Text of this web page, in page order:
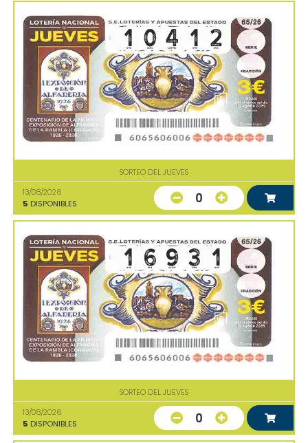
SORTEO DEL JUEVES
13/08/2026
5 DISPONIBLES 0
SORTEO DEL JUEVES
13/08/2026
5 DISPONIBLES 0